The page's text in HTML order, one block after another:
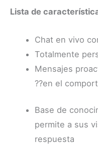
Lista de
Chat en vivo
Totalmente
Mensajes
??en el
Base de
permite a sus
respuesta